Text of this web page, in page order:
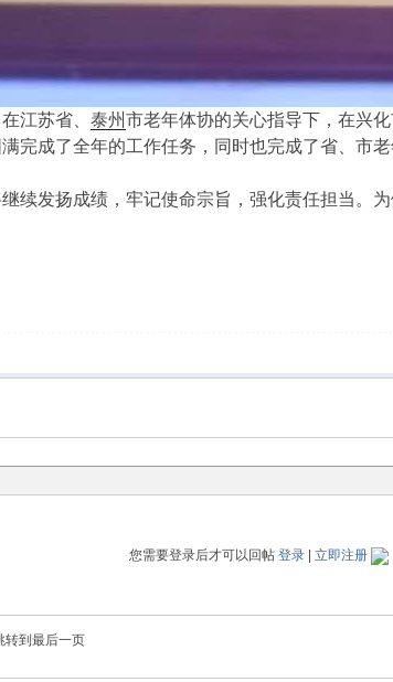
江苏省、泰州市老年体协的关心指导下，在兴
完成了全年的工作任务，同时也完成了省、市
续发扬成绩，牢记使命宗旨，强化责任担当。
您需要登录后才可以回帖 登录| 立即注册
转到最后一页